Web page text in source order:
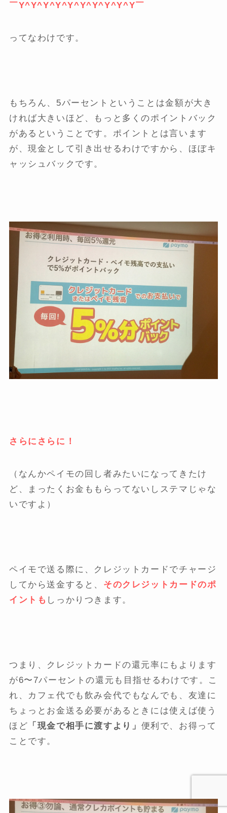
￣Y^Y^Y^Y^Y^Y^Y^Y^Y^Y￣
ってなわけです。
もちろん、5パーセントということは金額が大き
ければ大きいほど、もっと多くのポイントバック
があるということです。ポイントとは言います
が、現金として引き出せるわけですから、ほぼキ
ャッシュバックです。
さらにさらに！
（なんかペイモの回し者みたいになってきたけ
ど、まったくお金ももらってないしステマじゃな
いですよ）
ペイモで送る際に、クレジットカードでチャージ
してから送金すると、 そのクレジットカードのポ
イントも しっかりつきます。
つまり、クレジットカードの還元率にもよります
が6〜7パーセントの還元も目指せるわけです。こ
れ、カフェ代でも飲み会代でもなんでも、友達に
ちょっとお金送る必要があるときには使えば使う
ほど 「現金で相手に渡すより」 便利で、お得って
ことです。